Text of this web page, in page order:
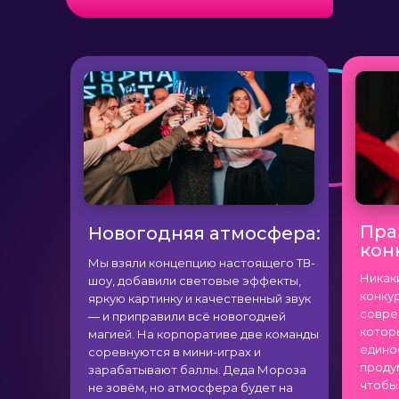
Мы взяли концепцию настоящего ТВ-
шоу, добавили световые эффекты,
яркую картинку и качественный звук
— и приправили всё новогодней
магией. На корпоративе две команды
соревнуются в мини-играх и
зарабатывают баллы. Деда Мороза
не зовём, но атмосфера будет на
Новогодняя атмосфера:
чтобы